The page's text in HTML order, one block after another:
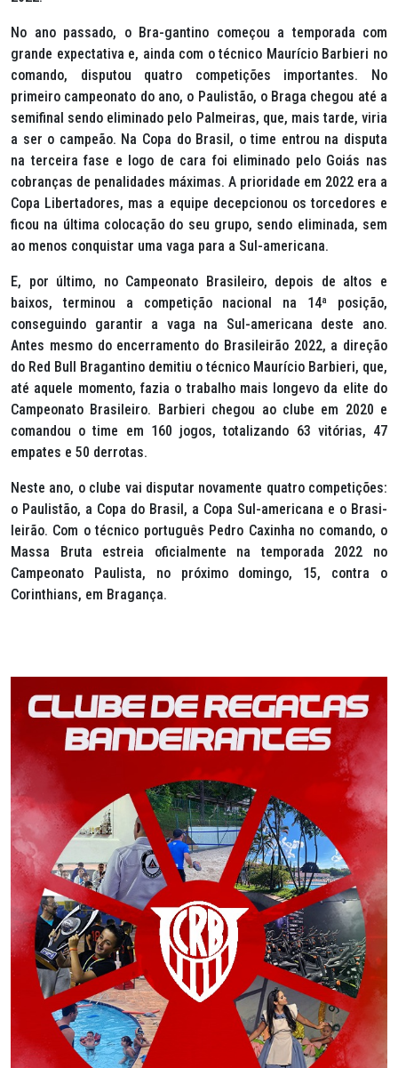
No ano passado, o Bra-gantino começou a temporada com
grande expectativa e, ainda com o técnico Maurício Barbieri no
comando, disputou quatro competições importantes. No
primeiro campeonato do ano, o Paulistão, o Braga chegou até a
semifinal sendo eliminado pelo Palmeiras, que, mais tarde, viria
a ser o campeão. Na Copa do Brasil, o time entrou na disputa
na terceira fase e logo de cara foi eliminado pelo Goiás nas
cobranças de penalidades máximas. A prioridade em 2022 era a
Copa Libertadores, mas a equipe decepcionou os torcedores e
ficou na última colocação do seu grupo, sendo eliminada, sem
ao menos conquistar uma vaga para a Sul-americana.
E, por último, no Campeonato Brasileiro, depois de altos e
baixos, terminou a competição nacional na 14ª posição,
conseguindo garantir a vaga na Sul-americana deste ano.
Antes mesmo do encerramento do Brasileirão 2022, a direção
do Red Bull Bragantino demitiu o técnico Maurício Barbieri, que,
até aquele momento, fazia o trabalho mais longevo da elite do
Campeonato Brasileiro. Barbieri chegou ao clube em 2020 e
comandou o time em 160 jogos, totalizando 63 vitórias, 47
empates e 50 derrotas.
Neste ano, o clube vai disputar novamente quatro competições:
o Paulistão, a Copa do Brasil, a Copa Sul-americana e o Brasi-
leirão. Com o técnico português Pedro Caxinha no comando, o
Massa Bruta estreia oficialmente na temporada 2022 no
Campeonato Paulista, no próximo domingo, 15, contra o
Corinthians, em Bragança.